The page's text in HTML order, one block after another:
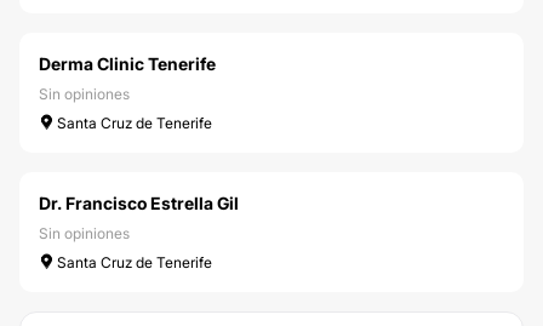
Derma Clinic Tenerife
Sin opiniones
Santa Cruz de Tenerife
Dr. Francisco Estrella Gil
Sin opiniones
Santa Cruz de Tenerife